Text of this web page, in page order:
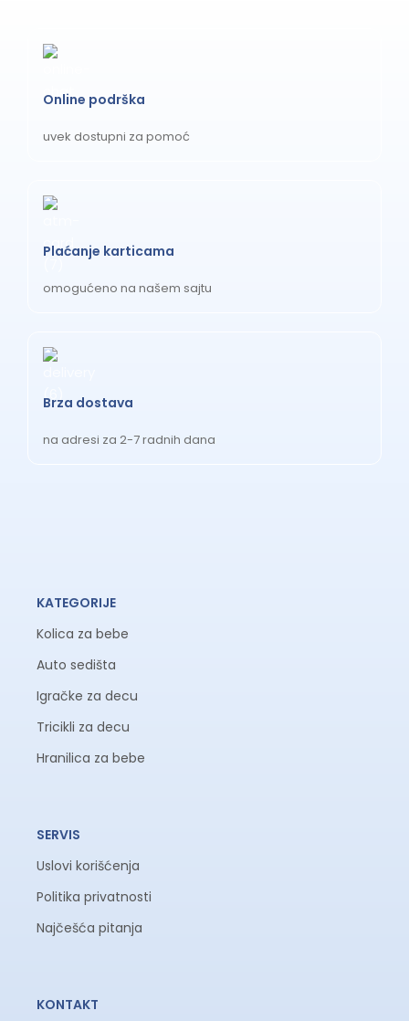
Online podrška
uvek dostupni za pomoć
Plaćanje karticama
omogućeno na našem sajtu
Brza dostava
na adresi za 2-7 radnih dana
KATEGORIJE
Kolica za bebe
Auto sedišta
Igračke za decu
Tricikli za decu
Hranilica za bebe
SERVIS
Uslovi korišćenja
Politika privatnosti
Najčešća pitanja
KONTAKT